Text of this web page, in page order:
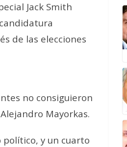
Jack Smith
de las elecciones
no consiguieron
Mayorkas.
político, y un cuarto